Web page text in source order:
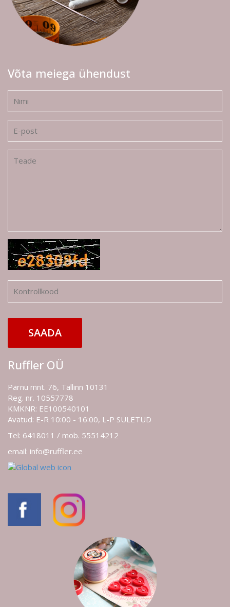
Võta meiega ühendust
SAADA
Ruffler OÜ
Pärnu mnt. 76, Tallinn 10131
Reg. nr. 10557778
KMKNR: EE100540101
Avatud: E-R 10:00 - 16:00, L-P SULETUD
Tel: 6418011 / mob. 55514212
email: info@ruffler.ee